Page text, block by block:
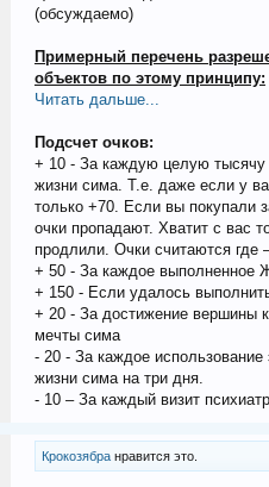
(обсуждаемо)
Примерный перечень
объектов по этому принципу:
Читать дальше...
Подсчет очков:
+ 10 - За каждую целую тысячу
жизни сима. Т.е. даже если у
только +70. Если вы покупали
очки пропадают. Хватит с вас
продлили. Очки считаются где
+ 50 - За каждое выполненное
+ 150 - Если удалось
+ 20 - За достижение вершины
мечты сима
- 20 - За каждое
жизни сима на три дня.
- 10 – За каждый визит
Крокозябранравится это.